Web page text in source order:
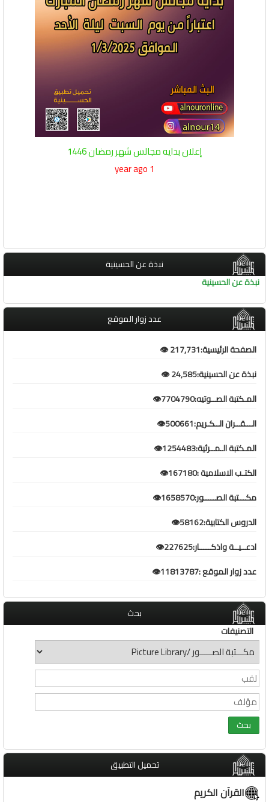
إعلان بدايه مجالس شهر رمضان 1446
1 year ago
نبذة عن الحسينية
نبذة عن الحسينية
عدد زوار الموقع
الصفحة الرئيسية:217,731 👁️
نبذة عن الحسينية:24,585 👁️
المـكتبة الصــوتيه:7704790👁️
الـــقــران الــكـريم:500661👁️
المـكتبة الـمــرئية:1254483👁️
الكتـب الاسلامية :167180👁️
مكـــتبة الصـــــور:1658570👁️
الدروس الكتابية:58162👁️
ادعــيــة واذكـــــار:227625👁️
عدد زوار الموقع :11813787👁️
بحث
التصنيفات
تحميل التطبيق
القرآن الكريم